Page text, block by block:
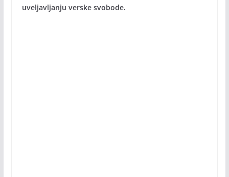
uveljavljanju verske svobode.